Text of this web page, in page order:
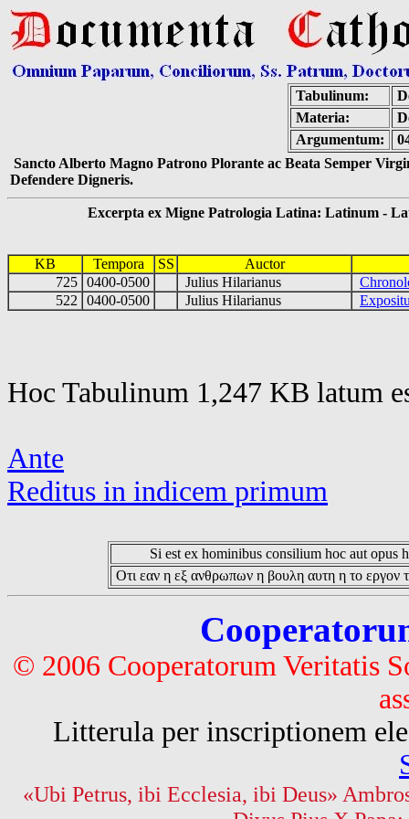
Tabulinum:
Materia:
Argumentum:
Sancto Alberto Magno Patrono Plorante ac Beata Semper
Defendere Digneris.
Excerpta ex Migne Patrologia Latina: Latinum -
KB Tempora SS
Auctor
725 0400-0500 Julius Hilarianus
522
0400-0500 Julius Hilarianus
Hoc Tabulinum 1,247 KB latum
Ante
Reditus in indicem primum
Si est ex hominibus consilium hoc aut opus
Οτι εαν η εξ ανθρωπων η βουλη αυτη η το εργον
© 2006 Cooperatorum Veritatis
Litterula per inscriptionem
«Ubi Petrus, ibi Ecclesia, ibi Deus»